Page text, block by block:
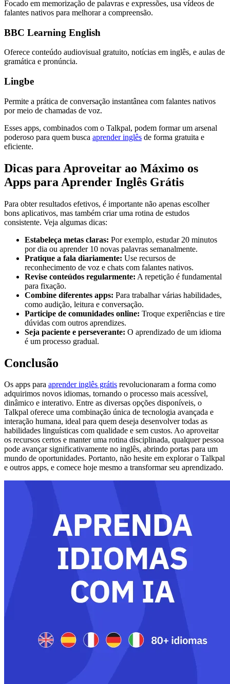
Focado em memorização de palavras e expressões, usa vídeos de
falantes nativos para melhorar a compreensão.
BBC Learning English
Oferece conteúdo audiovisual gratuito, notícias em inglês, e aulas de
gramática e pronúncia.
Lingbe
Permite a prática de conversação instantânea com falantes nativos
por meio de chamadas de voz.
Esses apps, combinados com o Talkpal, podem formar um arsenal
poderoso para quem busca aprender inglês de forma gratuita e
eficiente.
Dicas para Aproveitar ao Máximo os
Apps para Aprender Inglês Grátis
Para obter resultados efetivos, é importante não apenas escolher
bons aplicativos, mas também criar uma rotina de estudos
consistente. Veja algumas dicas:
Estabeleça metas claras: Por exemplo, estudar 20 minutos
por dia ou aprender 10 novas palavras semanalmente.
Pratique a fala diariamente: Use recursos de
reconhecimento de voz e chats com falantes nativos.
Revise conteúdos regularmente: A repetição é fundamental
para fixação.
Combine diferentes apps: Para trabalhar várias habilidades,
como audição, leitura e conversação.
Participe de comunidades online: Troque experiências e tire
dúvidas com outros aprendizes.
Seja paciente e perseverante: O aprendizado de um idioma
é um processo gradual.
Conclusão
Os apps para aprender inglês grátis revolucionaram a forma como
adquirimos novos idiomas, tornando o processo mais acessível,
dinâmico e interativo. Entre as diversas opções disponíveis, o
Talkpal oferece uma combinação única de tecnologia avançada e
interação humana, ideal para quem deseja desenvolver todas as
habilidades linguísticas com qualidade e sem custos. Ao aproveitar
os recursos certos e manter uma rotina disciplinada, qualquer pessoa
pode avançar significativamente no inglês, abrindo portas para um
mundo de oportunidades. Portanto, não hesite em explorar o Talkpal
e outros apps, e comece hoje mesmo a transformar seu aprendizado.